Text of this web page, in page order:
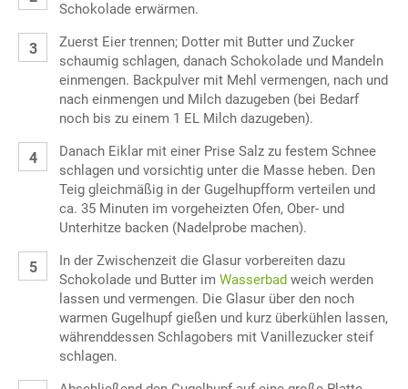
Schokolade erwärmen.
Zuerst Eier trennen; Dotter mit Butter und Zucker
schaumig schlagen, danach Schokolade und Mandeln
einmengen. Backpulver mit Mehl vermengen, nach und
nach einmengen und Milch dazugeben (bei Bedarf
noch bis zu einem 1 EL Milch dazugeben).
Danach Eiklar mit einer Prise Salz zu festem Schnee
schlagen und vorsichtig unter die Masse heben. Den
Teig gleichmäßig in der Gugelhupfform verteilen und
ca. 35 Minuten im vorgeheizten Ofen, Ober- und
Unterhitze backen (Nadelprobe machen).
In der Zwischenzeit die Glasur vorbereiten dazu
Schokolade und Butter im Wasserbad weich werden
lassen und vermengen. Die Glasur über den noch
warmen Gugelhupf gießen und kurz überkühlen lassen,
währenddessen Schlagobers mit Vanillezucker steif
schlagen.